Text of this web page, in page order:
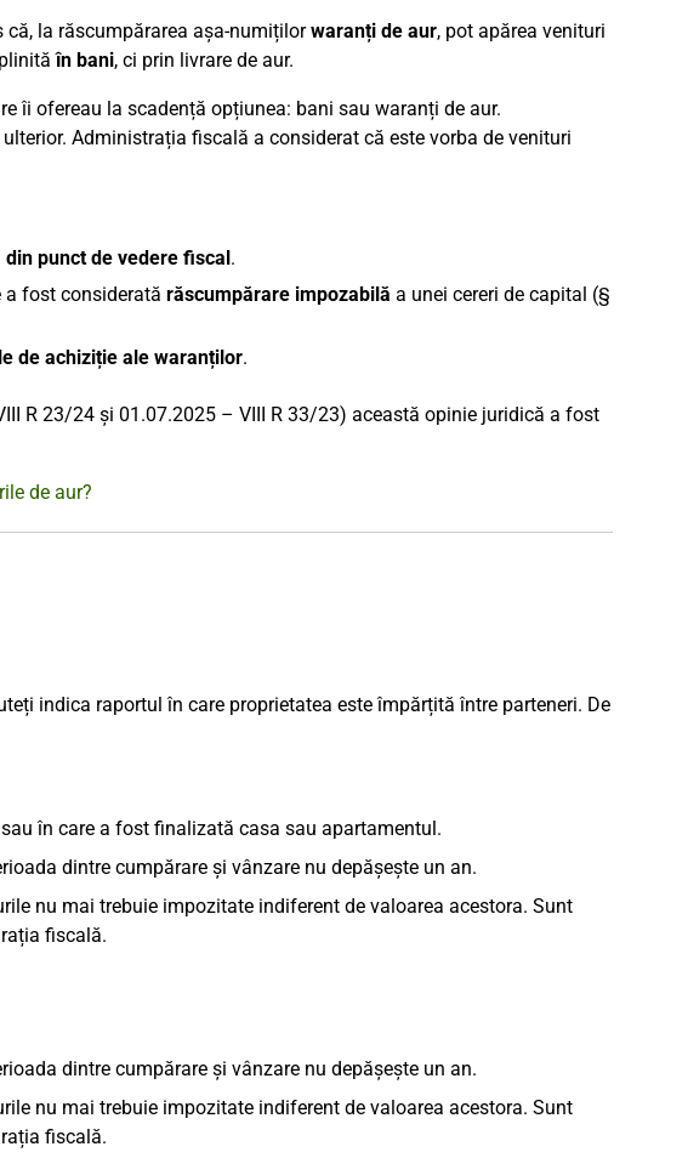
că, la răscumpărarea așa-numițilorwaranți de aur, pot apărea venituri
în bani, ci prin livrare de aur.
îi ofereau la scadență opțiunea: bani sau waranți de aur.
Administrația fiscală a considerat că este vorba de venituri
din punct de vedere fiscal.
a fost considerată răscumpărare impozabilă a unei cereri de capital (§
de achiziție ale waranților.
R 23/24 și 01.07.2025 – VIII R 33/23) această opinie juridică a fost
de aur?
indica raportul în care proprietatea este împărțită între parteneri. De
în care a fost finalizată casa sau apartamentul.
dintre cumpărare și vânzare nu depășește un an.
nu mai trebuie impozitate indiferent de valoarea acestora. Sunt
fiscală.
dintre cumpărare și vânzare nu depășește un an.
nu mai trebuie impozitate indiferent de valoarea acestora. Sunt
fiscală.